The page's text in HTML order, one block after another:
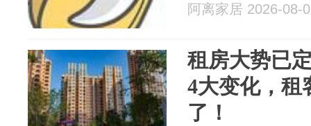
阿离家居 2026-08-
租房大势已
4大变化，租
了！